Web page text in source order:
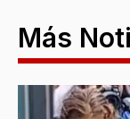
Más